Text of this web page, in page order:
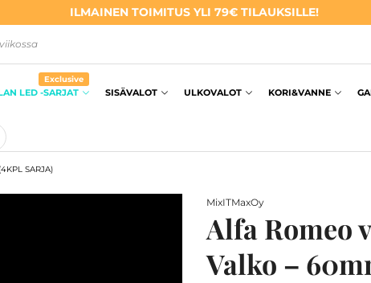
ILMAINEN TOIMITUS YLI 79€ TILAUKSILLE!
LED -SARJAT
Exclusive
SISÄVALOT ULKOVALOT KORI&VANNE
SARJA)
MixITMaxOy
Alfa Romeo
Valko –